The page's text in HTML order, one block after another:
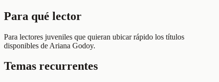
Para qué lector
Para lectores juveniles que quieran ubicar rápido los títulos
disponibles de Ariana Godoy.
Temas recurrentes